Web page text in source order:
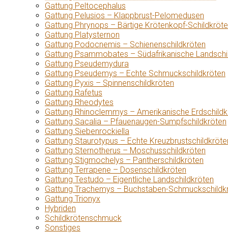
Gattung Peltocephalus
Gattung Pelusios – Klappbrust-Pelomedusen
Gattung Phrynops – Bärtige Krötenkopf-
Gattung Platysternon
Gattung Podocnemis – Schienenschildkröten
Gattung Psammobates – Südafrikanische
Gattung Pseudemydura
Gattung Pseudemys – Echte Schmuckschildkröten
Gattung Pyxis – Spinnenschildkröten
Gattung Rafetus
Gattung Rheodytes
Gattung Rhinoclemmys – Amerikanische
Gattung Sacalia – Pfauenaugen-Sumpfschildkröten
Gattung Siebenrockiella
Gattung Staurotypus – Echte
Gattung Sternotherus – Moschusschildkröten
Gattung Stigmochelys – Pantherschildkröten
Gattung Terrapene – Dosenschildkröten
Gattung Testudo – Eigentliche Landschildkröten
Gattung Trachemys – Buchstaben-
Gattung Trionyx
Hybriden
Schildkrötenschmuck
Sonstiges